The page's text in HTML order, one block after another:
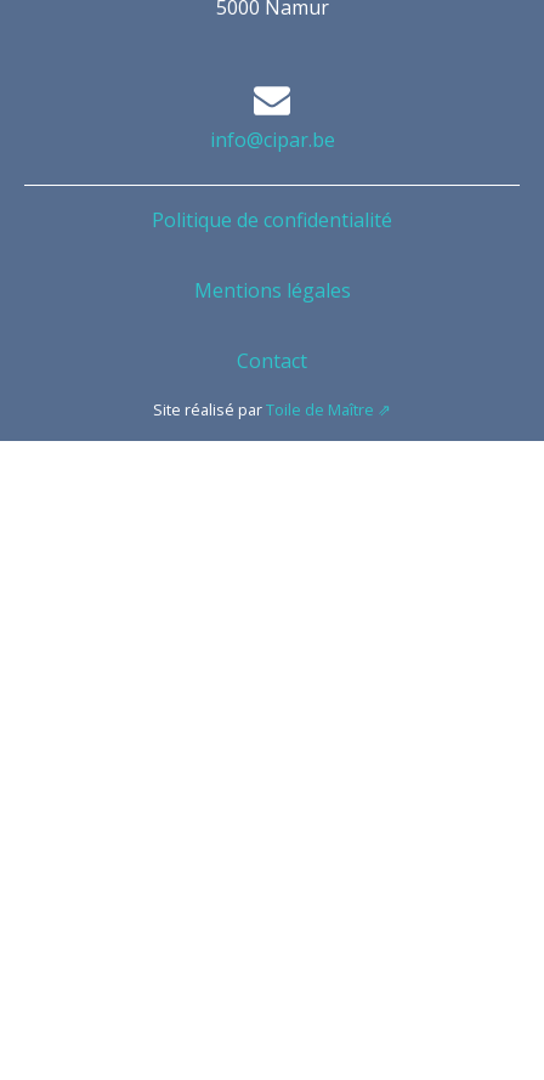
5000 Namur
info@cipar.be
Politique de confidentialité
Mentions légales
Contact
Site réalisé parToile de Maître ⇗